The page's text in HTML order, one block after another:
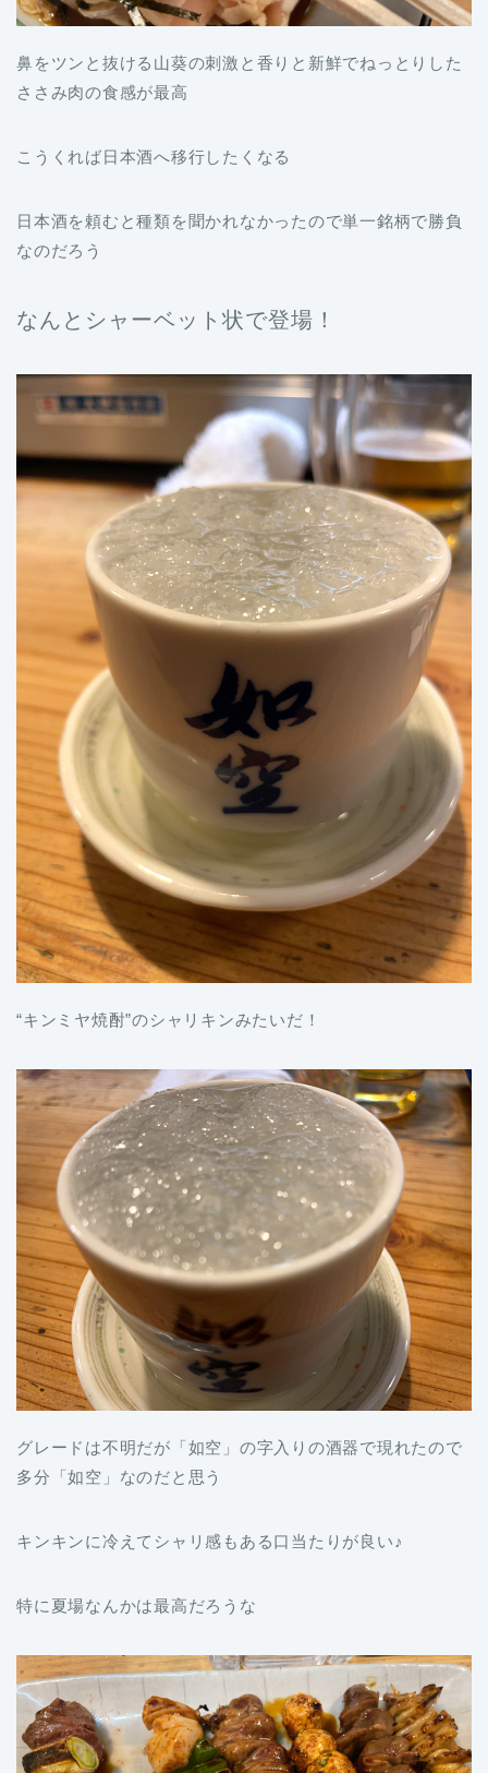
鼻をツンと抜ける山葵の刺激と香りと新鮮でねっとりした
ささみ肉の食感が最高
こうくれば日本酒へ移行したくなる
日本酒を頼むと種類を聞かれなかったので単一銘柄で勝負
なのだろう
なんとシャーベット状で登場！
“キンミヤ焼酎”のシャリキンみたいだ！
グレードは不明だが「如空」の字入りの酒器で現れたので
多分「如空」なのだと思う
キンキンに冷えてシャリ感もある口当たりが良い♪
特に夏場なんかは最高だろうな